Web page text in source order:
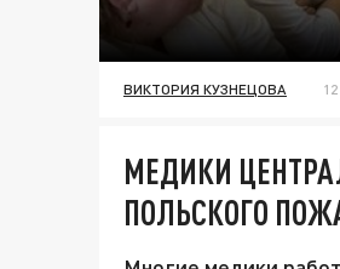
ВИКТОРИЯ КУЗНЕЦОВА
МЕДИКИ
ПОЛЬСКОГО